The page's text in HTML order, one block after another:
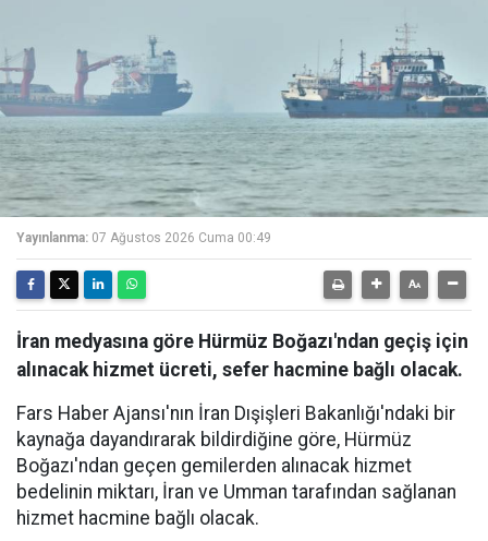
Yayınlanma: 07 Ağustos 2026 Cuma 00:49
İran medyasına göre Hürmüz Boğazı'ndan geçiş için
alınacak hizmet ücreti, sefer hacmine bağlı olacak.
Fars Haber Ajansı'nın İran Dışişleri Bakanlığı'ndaki bir
kaynağa dayandırarak bildirdiğine göre, Hürmüz
Boğazı'ndan geçen gemilerden alınacak hizmet
bedelinin miktarı, İran ve Umman tarafından sağlanan
hizmet hacmine bağlı olacak.